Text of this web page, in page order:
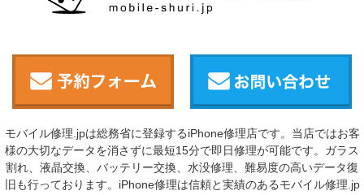
モバイル修理.jpは総務省に登録するiPhone修理店です。当店ではお客
様の大切なデータを消さずに最短15分で即日修理が可能です。ガラス
割れ、液晶交換、バッテリー交換、水没修理、難易度の高いデータ復
旧も行っております。iPhone修理は信頼と実績のあるモバイル修理.jp